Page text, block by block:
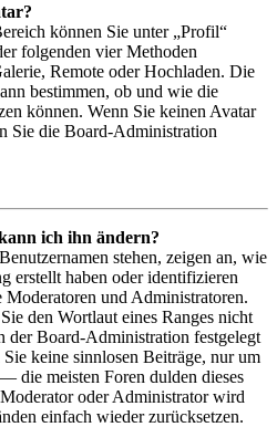
können Sie unter „Profil“
folgenden vier Methoden
Remote oder Hochladen. Die
bestimmen, ob und wie die
können. Wenn Sie keinen Avatar
Sie die Board-Administration
ich ihn ändern?
stehen, zeigen an, wie
erstellt haben oder identifizieren
Moderatoren und Administratoren.
den Wortlaut eines Ranges nicht
der Board-Administration festgelegt
keine sinnlosen Beiträge, nur um
die meisten Foren dulden dieses
oder Administrator wird
einfach wieder zurücksetzen.